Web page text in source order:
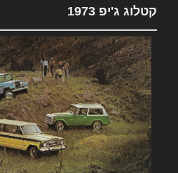
קטלוג ג'יפ 1973